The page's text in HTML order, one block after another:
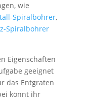
wie
Spiralbohrer,
Spiralbohrer
Eigenschaften
geeignet
das Entgraten
könnt ihr